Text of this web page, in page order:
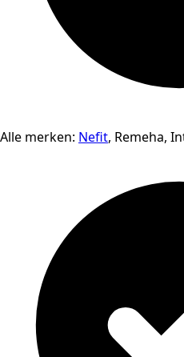
Alle merken: Nefit, Remeha,